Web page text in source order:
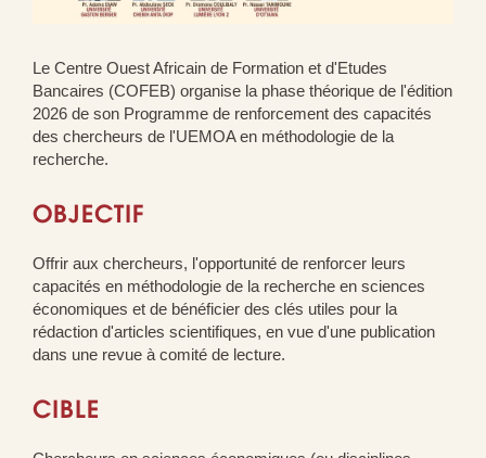
Le Centre Ouest Africain de Formation et d'Etudes
Bancaires (COFEB) organise la phase théorique de l'édition
2026 de son Programme de renforcement des capacités
des chercheurs de l'UEMOA en méthodologie de la
recherche.
OBJECTIF
Offrir aux chercheurs, l'opportunité de renforcer leurs
capacités en méthodologie de la recherche en sciences
économiques et de bénéficier des clés utiles pour la
rédaction d'articles scientifiques, en vue d'une publication
dans une revue à comité de lecture.
CIBLE